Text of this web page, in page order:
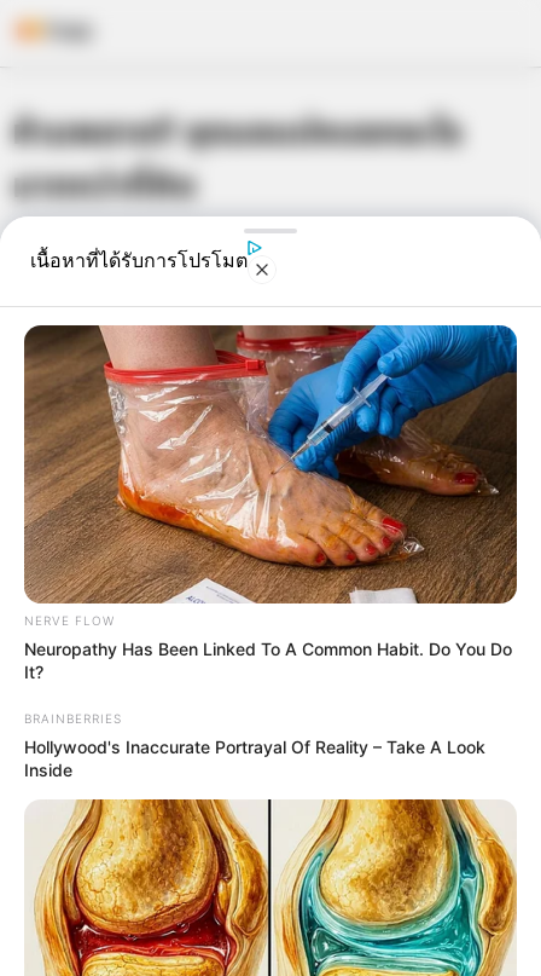
to
content
ห้ามพลาด!! ชุดนอนบ่งบอกอะไร
มากกว่าที่คิด
เจ้าหมอดู 12 มี.ค. 2015
แชร์
การนอนหลับให้เพียงพอจะดีต่อสุขภาพมากๆ และเวลา
นอน คุณใส่ชุดนอนแบบไหนกันครับ รู้เปล่าว่าชุดนอนที่
ใส่นั้น สามารถบ่งบอกนิสัยใจคอของคุณได้เป็นอย่างดี จะ
แม่นขนาดไหน ห้ามพลาด
เนื้อหาที่ได้รับการโปรโมต
NERVE FLOW
Neuropathy Has Been Linked To A Common Habit. Do You Do
It?
BRAINBERRIES
Hollywood's Inaccurate Portrayal Of Reality – Take A Look
Inside